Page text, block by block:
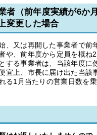
者（前年度実績が6か
変更した場合
、又は再開した事業者で前
や、前年度から定員を概ね
する事業者は、当該年度に
宜上、市長に届け出た当該
る1月当たりの営業日数を